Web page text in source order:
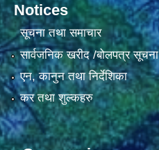
Notices
सूचना तथा समाचार
सार्वजनिक खरीद /बोलपत्र सूचना
एन, कानुन तथा निर्देशिका
कर तथा शुल्कहरु